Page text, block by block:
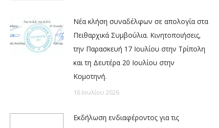
Νέα κλήση συναδέλφων σε απολογία στα
Πειθαρχικά Συμβούλια. Κινητοποιήσεις,
την Παρασκευή 17 Ιουλίου στην Τρίπολη
και τη Δευτέρα 20 Ιουλίου στην
Κομοτηνή.
16 Ιουλίου 2026
Εκδήλωση ενδιαφέροντος για τις